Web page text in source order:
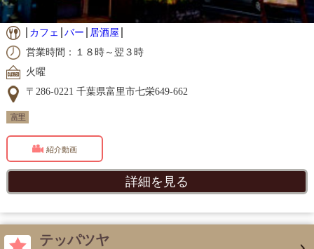
カフェ バー
居酒屋
営業時間：１８時～翌３時
火曜
〒286-0221 千葉県富里市七栄649-662
富里
紹介動画
詳細を見る
テッパツヤ